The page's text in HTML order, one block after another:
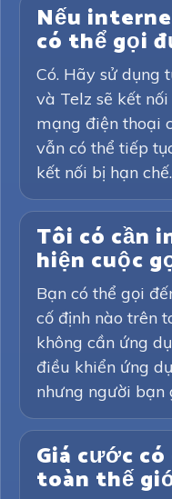
Nếu
có thể gọi
Có. Hãy sử dụng
và Telz sẽ kết
mạng điện thoại
vẫn có thể tiếp
kết nối bị hạn chế.
Tôi có cần
hiện cuộc
Bạn có thể gọi
cố định nào trên
không cần ứng
điều khiển ứng
nhưng người bạn
Giá cước
toàn thế